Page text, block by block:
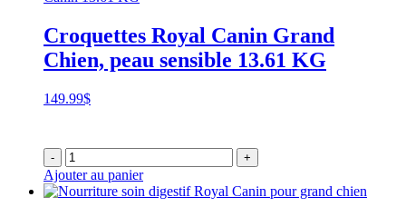
Croquettes Royal Canin Grand
Chien, peau sensible 13.61 KG
149.99$
- +
Ajouter au panier